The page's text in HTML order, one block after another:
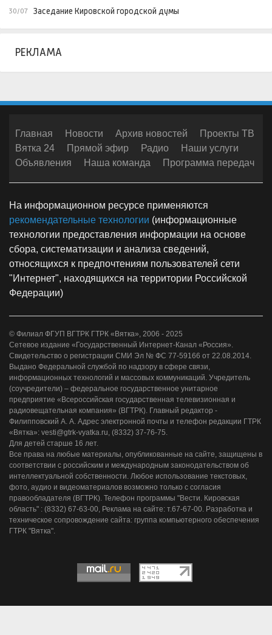
30/07 Заседание Кировской городской думы
РЕКЛАМА
Главная Новости Архив новостей
Проекты ТВ
Вятка 24
Прямой эфир Радио
Наши услуги
Объявления
Наша команда Программа передач
На информационном ресурсе применяются
рекомендательные технологии (информационные
технологии предоставления информации на основе
сбора, систематизации и анализа сведений,
относящихся к предпочтениям пользователей сети
"Интернет", находящихся на территории Российской
Федерации)
© Филиал ФГУП ВГТРК ГТРК «Вятка», 2006 - 2025
Сетевое издание «Государственный Интернет-Канал «Россия».
Свидетельство о регистрации СМИ Эл № ФС 77-59166 от 22.08.2014.
Выдано Федеральной службой по надзору в сфере связи,
информационных технологий и массовых коммуникаций. Учредитель
(соучредители) – федеральное государственное унитарное
предприятие «Всероссийская государственная телевизионная и
радиовещательная компания» (ВГТРК). Главный редактор -
Филипповский А. А. Адрес электронной почты и телефон редакции ГТРК
«Вятка»: vesti@gtrk-vyatka.ru, (8332) 37-76-75.
Для детей старше 16 лет.
Все права на любые материалы, опубликованные на сайте, защищены в
соответствии с российским и международным законодательством об
интеллектуальной собственности. Любое использование текстовых,
фото, аудио и видеоматериалов возможно только с согласия
правообладателя (ВГТРК). Телефон программы "Вести. Кировская
область" : (8332) 67-63-00, Реклама на сайте: т.67-67-00. Разработка и
техническое сопровождение сайта: группа компьютерного обеспечения
ГТРК "Вятка".